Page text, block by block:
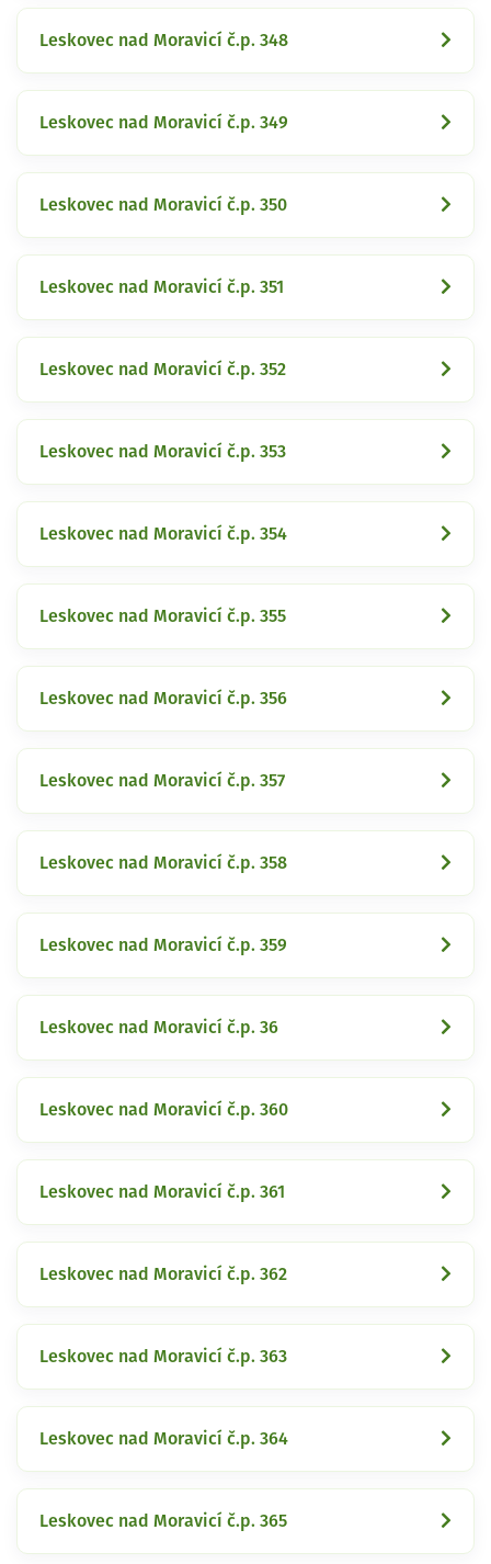
Leskovec nad Moravicí č.p. 348
Leskovec nad Moravicí č.p. 349
Leskovec nad Moravicí č.p. 350
Leskovec nad Moravicí č.p. 351
Leskovec nad Moravicí č.p. 352
Leskovec nad Moravicí č.p. 353
Leskovec nad Moravicí č.p. 354
Leskovec nad Moravicí č.p. 355
Leskovec nad Moravicí č.p. 356
Leskovec nad Moravicí č.p. 357
Leskovec nad Moravicí č.p. 358
Leskovec nad Moravicí č.p. 359
Leskovec nad Moravicí č.p. 36
Leskovec nad Moravicí č.p. 360
Leskovec nad Moravicí č.p. 361
Leskovec nad Moravicí č.p. 362
Leskovec nad Moravicí č.p. 363
Leskovec nad Moravicí č.p. 364
Leskovec nad Moravicí č.p. 365